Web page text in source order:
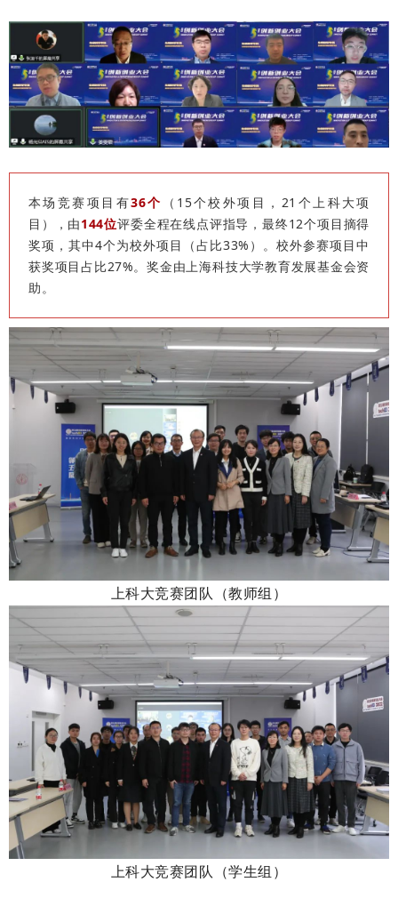
本场竞赛项目有36个
（15个校外项目，21个上科大项
目），由144位评委全程在线点评指导，最终12个项目摘得
奖项，其中4个为校外项目（占比33%）。校外参赛项目中
获奖项目占比27%。奖金由上海科技大学教育发展基金会资
助。
上科大竞赛团队（教师组）
上科大竞赛团队（学生组）